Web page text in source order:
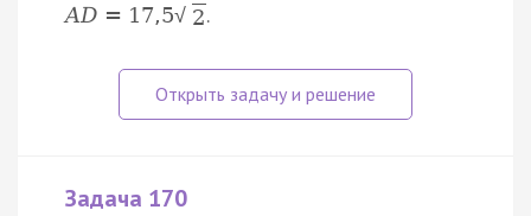
AD = 17,5√ 2.
Задача 170